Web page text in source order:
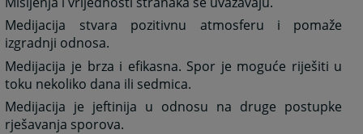
Medijacija stvara pozitivnu atmosferu i pomaže
izgradnji odnosa.
Medijacija je brza i efikasna. Spor je moguće riješiti u
toku nekoliko dana ili sedmica.
Medijacija je jeftinija u odnosu na druge postupke
rješavanja sporova.